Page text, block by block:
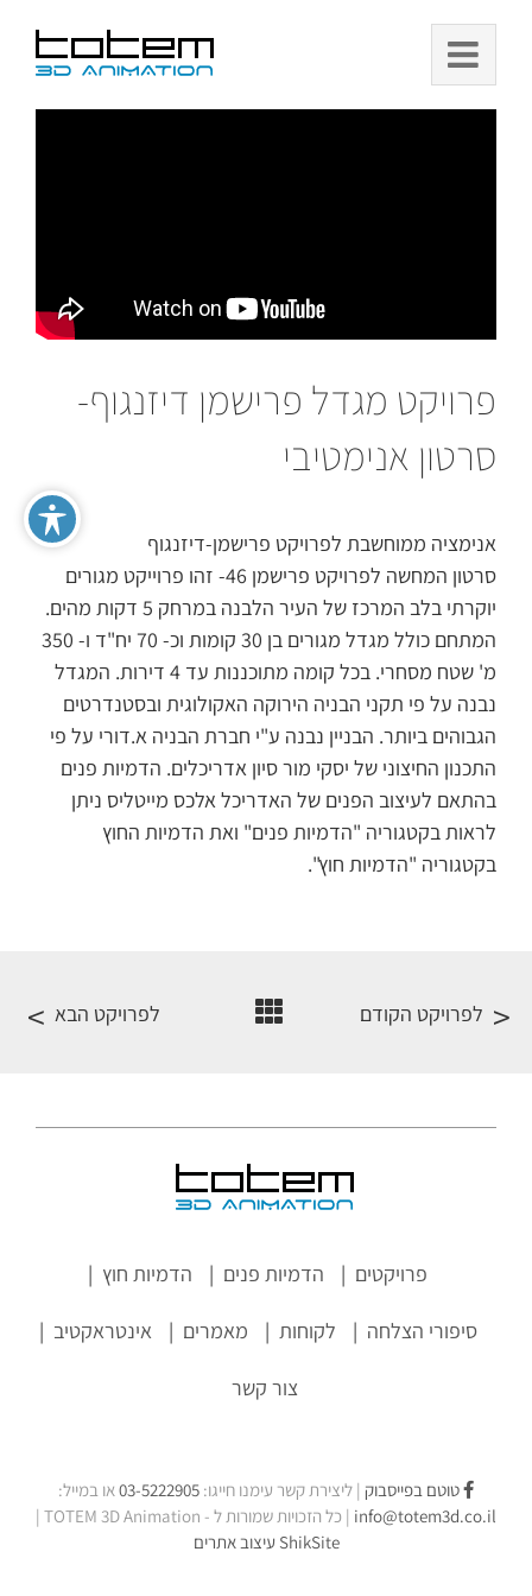
content
פרויקט מגדל פרישמן דיזנגוף-
סרטון אנימטיבי
אנימציה ממוחשבת לפרויקט פרישמן-דיזנגוף
סרטון המחשה לפרויקט פרישמן 46- זהו פרוייקט מגורים
יוקרתי בלב המרכז של העיר הלבנה במרחק 5 דקות מהים.
המתחם כולל מגדל מגורים בן 30 קומות וכ- 70 יח"ד ו- 350
מ' שטח מסחרי. בכל קומה מתוכננות עד 4 דירות. המגדל
נבנה על פי תקני הבניה הירוקה האקולוגית ובסטנדרטים
הגבוהים ביותר. הבניין נבנה ע"י חברת הבניה א.דורי על פי
התכנון החיצוני של יסקי מור סיון אדריכלים. הדמיות פנים
בהתאם לעיצוב הפנים של האדריכל אלכס מייטליס ניתן
לראות בקטגוריה "הדמיות פנים" ואת הדמיות החוץ
בקטגוריה "הדמיות חוץ".
לפרויקט הקודם לפרויקט הבא
פרויקטים הדמיות פנים הדמיות חוץ
סיפורי הצלחה לקוחות מאמרים אינטראקטיב
צור קשר
טוטם בפייסבוק | ליצירת קשר עימנו חייגו: 03-5222905או במייל:
info@totem3d.co.il | כל הזכויות שמורות ל - TOTEM 3D Animation
|
ShikSite עיצוב אתרים